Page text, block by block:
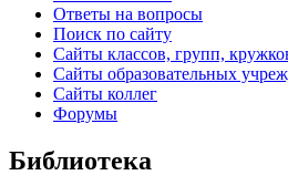
Ответы на вопросы
Поиск по сайту
Сайты классов, групп,
Сайты образовательных
Сайты коллег
Форумы
Библиотека